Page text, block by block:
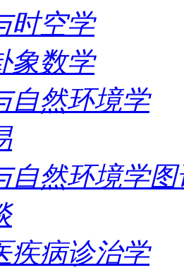
时空学
象数学
自然环境学
自然环境学图
疾病诊治学